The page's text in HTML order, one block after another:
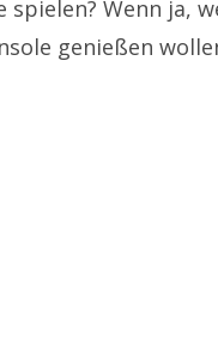
spielen? Wenn ja,
genießen